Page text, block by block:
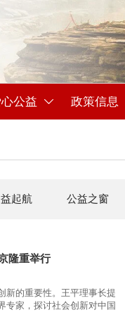
公益  政策信息
起航 公益之窗
隆重举行
新的重要性。王平理事长提
专家，探讨社会创新对中国